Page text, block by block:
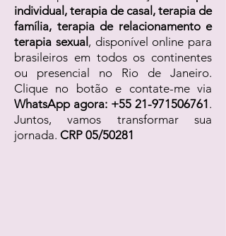
individual, terapia de casal, terapia de
família, terapia de relacionamento e
terapia sexual , disponível online para
brasileiros em todos os continentes
ou presencial no Rio de Janeiro.
Clique no botão e contate-me via
WhatsApp agora: +55 21-971506761 .
Juntos, vamos transformar sua
jornada. CRP 05/50281